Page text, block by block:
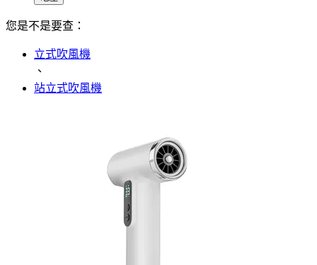
您是不是要查：
立式吹風機
、
站立式吹風機